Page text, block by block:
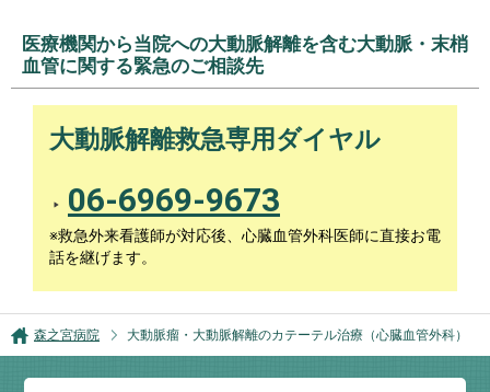
医療機関から当院への大動脈解離を含む大動脈・末梢
血管に関する緊急のご相談先
大動脈解離救急専用ダイヤル
06-6969-9673
※救急外来看護師が対応後、心臓血管外科医師に直接お電
話を継げます。
森之宮病院 大動脈瘤・大動脈解離のカテーテル治療（心臓血管外科）